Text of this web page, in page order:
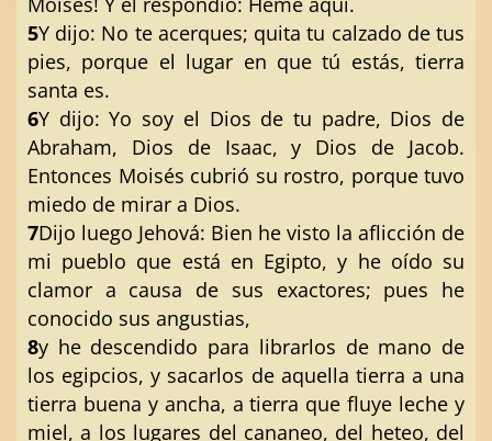
5Y dijo: No te acerques; quita tu calzado de tus
pies, porque el lugar en que tú estás, tierra
santa es.
6Y dijo: Yo soy el Dios de tu padre, Dios de
Abraham, Dios de Isaac, y Dios de Jacob.
Entonces Moisés cubrió su rostro, porque tuvo
miedo de mirar a Dios.
7Dijo luego Jehová: Bien he visto la aflicción de
mi pueblo que está en Egipto, y he oído su
clamor a causa de sus exactores; pues he
conocido sus angustias,
8y he descendido para librarlos de mano de
los egipcios, y sacarlos de aquella tierra a una
tierra buena y ancha, a tierra que fluye leche y
miel, a los lugares del cananeo, del heteo, del